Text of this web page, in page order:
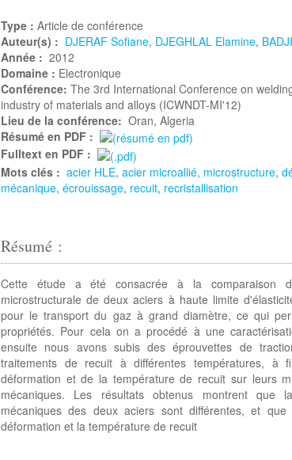
Type : Article de conférence
Auteur(s) : DJERAF Sofiane, DJEGHLAL Elamine,
Année : 2012
Domaine : Electronique
Conférence: The 3rd International Conference on
industry of materials and alloys (ICWNDT-MI'12)
Lieu de la conférence: Oran, Algeria
Résumé en PDF :
Fulltext en PDF :
Mots clés : acier HLE, acier microallié, microstructure,
mécanique, écrouissage, recuit, recristallisation
Résumé :
Cette étude a été consacrée à la comparaison
microstructurale de deux aciers à haute limite
pour le transport du gaz à grand diamètre, ce qui
propriétés. Pour cela on a procédé à une
ensuite nous avons subis des éprouvettes de
traitements de recuit à différentes températures, à
déformation et de la température de recuit sur leurs
mécaniques. Les résultats obtenus montrent que
mécaniques des deux aciers sont différentes, et
déformation et la température de recuit